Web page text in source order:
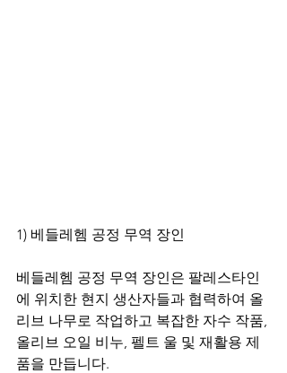
1) 베들레헴 공정 무역 장인
베들레헴 공정 무역 장인은 팔레스타인
에 위치한 현지 생산자들과 협력하여 올
리브 나무로 작업하고 복잡한 자수 작품,
올리브 오일 비누, 펠트 울 및 재활용 제
품을 만듭니다.